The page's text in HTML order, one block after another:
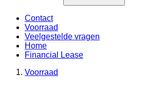
Contact
Voorraad
Veelgestelde vragen
Home
Financial Lease
Voorraad